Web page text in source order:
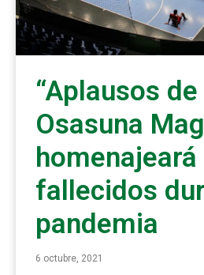
“Aplausos de
Osasuna
fallecidos
pandemia
6 octubre, 2021